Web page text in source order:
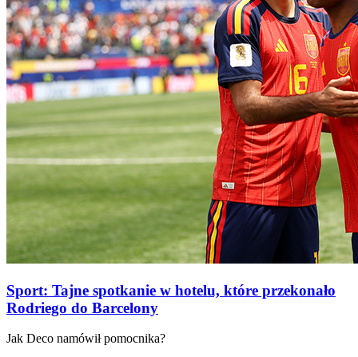
Sport: Tajne spotkanie w hotelu, które przekonało
Rodriego do Barcelony
Jak Deco namówił pomocnika?